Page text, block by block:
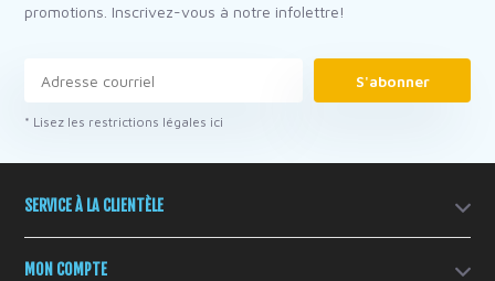
promotions. Inscrivez-vous à notre infolettre!
S'abonner
* Lisez les restrictions légales ici
SERVICE À LA CLIENTÈLE
MON COMPTE